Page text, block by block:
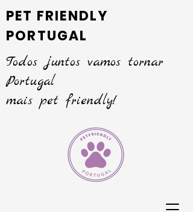
PET FRIENDLY
PORTUGAL
Todos juntos vamos tornar
Portugal
mais pet friendly!